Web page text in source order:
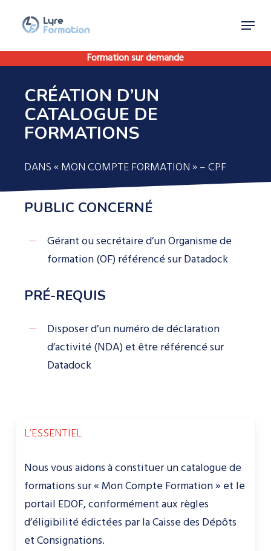
content
Menu
Formation sur demande
CRÉATION D’UN
CATALOGUE DE
FORMATIONS
DANS « MON COMPTE FORMATION » – CPF
PUBLIC CONCERNÉ
Gérant ou secrétaire d’un Organisme de
formation (OF) référencé sur Datadock
PRÉ-REQUIS
Disposer d’un numéro de déclaration
d’activité (NDA) et être référencé sur
Datadock
L’ESSENTIEL
Nous vous aidons à constituer un catalogue de
formations sur « Mon Compte Formation » et le
portail EDOF, conformément aux règles
d’éligibilité édictées par la Caisse des Dépôts
et Consignations.
Menu